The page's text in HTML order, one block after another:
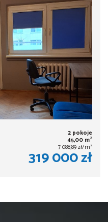
2 pokoje
45,00 m2
7 088,89 zł/m2
319 000 zł